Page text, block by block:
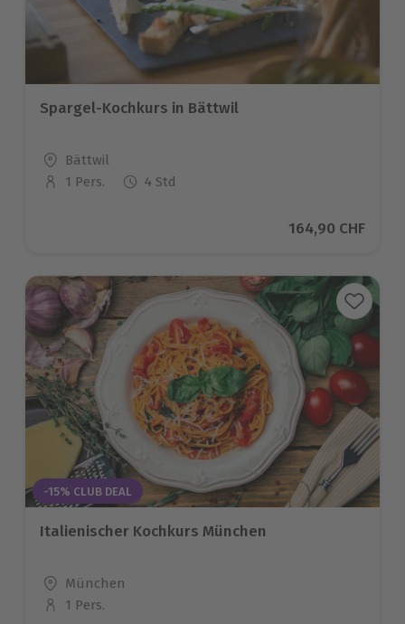
Spargel-Kochkurs in Bättwil
Standort
Bättwil
Anzahl der Teilnehmer
1 Pers. 4 Std
Aktueller Preis
164,90 CHF
-15% CLUB DEAL
Italienischer Kochkurs München
Standort
München
Anzahl der Teilnehmer
1 Pers.